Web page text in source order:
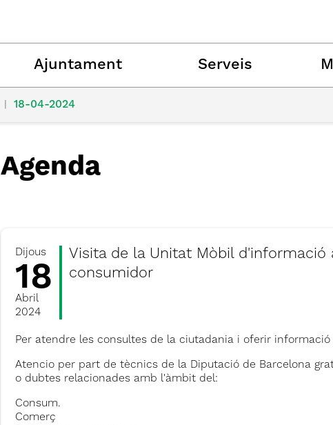
Ajuntament Serveis
18-04-2024
Agenda
Dijous
18
Abril
2024
Visita de la Unitat Mòbil d'informació
consumidor
Per atendre les consultes de la ciutadania i oferir
Atencio per part de tècnics de la Diputació de Barcelona
o dubtes relacionades amb l'àmbit del:
Consum.
Comerç